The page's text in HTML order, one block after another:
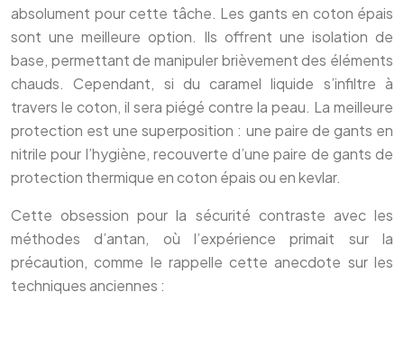
absolument pour cette tâche. Les gants en coton épais
sont une meilleure option. Ils offrent une isolation de
base, permettant de manipuler brièvement des éléments
chauds. Cependant, si du caramel liquide s’infiltre à
travers le coton, il sera piégé contre la peau. La meilleure
protection est une superposition : une paire de gants en
nitrile pour l’hygiène, recouverte d’une paire de gants de
protection thermique en coton épais ou en kevlar.
Cette obsession pour la sécurité contraste avec les
méthodes d’antan, où l’expérience primait sur la
précaution, comme le rappelle cette anecdote sur les
techniques anciennes :